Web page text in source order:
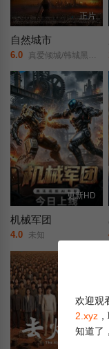
正片
自然城市
6.0 真爱倾城/韩城黑客/Natural City/
更新HD
机械军团
4.0 未知
欢迎观
2.xyz
知道了